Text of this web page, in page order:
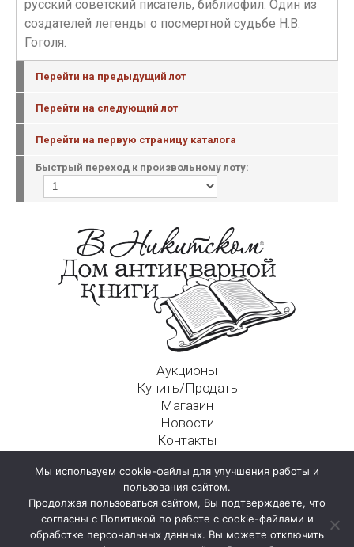
русский советский писатель, библиофил. Один из
создателей легенды о посмертной судьбе Н.В.
Гоголя.
Перейти на предыдущий лот
Перейти на следующий лот
Перейти на первую страницу каталога
Быстрый переход к произвольному лоту:
Аукционы
Купить/Продать
Магазин
Новости
Контакты
125009, г. Москва, Никитский пер., д. 4а, стр. 1
Мы используем cookie-файлы для улучшения работы и
пользования сайтом.
Продолжая пользоваться сайтом, Вы подтверждаете, что
согласны с Политикой по работе с cookie-файлами и
обработке персональных данных. Вы можете отключить